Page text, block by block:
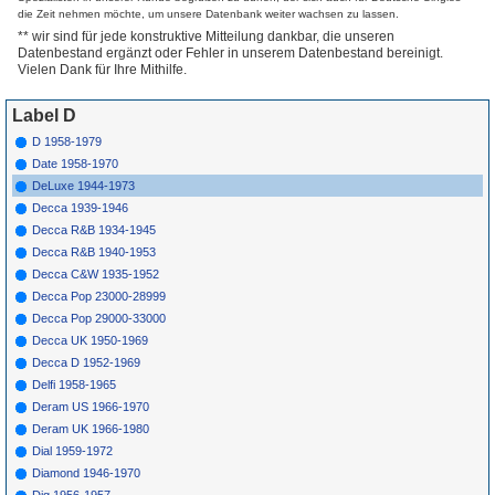
1012 B Benny Carter
I'M The Caring
1946
1013 A Mack Triplets
Shoo Fly Pie &
Apple Pan Dowdy
1946
1014
A Ted Martin Stardust
1946
1014
1015
A
1015 B Air Lane
1016
A
B Mack Triplets
1017 A Ted Martin
1019
A Ted Martin
1019 B Air Lane
A Ted Martin
1020 B
die Zeit nehmen möchte, um unsere Datenbank weiter wachsen zu lassen.
** wir sind für jede konstruktive Mitteilung dankbar, die unseren
Datenbestand ergänzt oder Fehler in unserem Datenbestand bereinigt.
Vielen Dank für Ihre Mithilfe.
Label D
D 1958-1979
Date 1958-1970
DeLuxe 1944-1973
Decca 1939-1946
Decca R&B 1934-1945
Decca R&B 1940-1953
Decca C&W 1935-1952
Decca Pop 23000-28999
Decca Pop 29000-33000
Decca UK 1950-1969
Decca D 1952-1969
Delfi 1958-1965
Deram US 1966-1970
Deram UK 1966-1980
Dial 1959-1972
Diamond 1946-1970